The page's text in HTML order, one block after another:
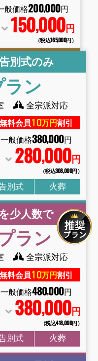
般価格200,000円
150,000円
（税込165,000円）
別式のみ
ラン
全宗派対応
無料会員10万円割引
一般価格380,000円
280,000円
（税込308,000円）
別式 火葬
少人数で
ラン
全宗派対応
無料会員10万円割引
一般価格480,000円
380,000円
（税込418,000円）
別式 火葬